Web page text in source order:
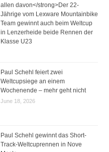
allen davon</strong>Der 22-
Jährige vom Lexware Mountainbike
Team gewinnt auch beim Weltcup
in Lenzerheide beide Rennen der
Klasse U23
Paul Schehl feiert zwei
Weltcupsiege an einem
Wochenende – mehr geht nicht
June 18, 2026
Paul Schehl gewinnt das Short-
Track-Weltcuprennen in Nove